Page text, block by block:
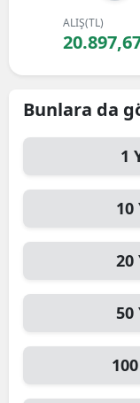
ALIŞ(TL)
Bunlara da
1
10
20
50
100